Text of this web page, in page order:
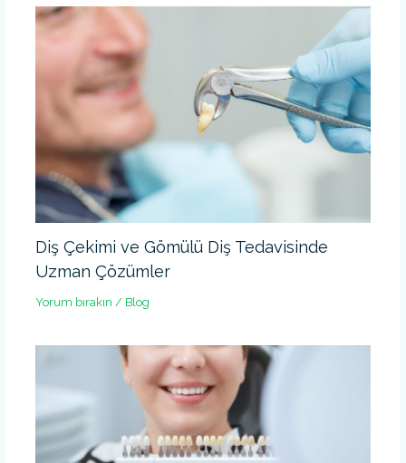
Diş Çekimi ve Gömülü Diş Tedavisinde
Uzman Çözümler
Yorum bırakın / Blog